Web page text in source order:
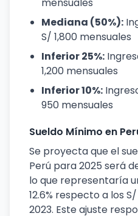
Mediana (50%):
S/ 1,800 mensuales
Inferior 25%:
1,200 mensuales
Inferior 10%:
950 mensuales
Sueldo Mínimo en
Se proyecta que el
Perú para 2025 será
lo que representaría
12.6% respecto a los
2023. Este ajuste